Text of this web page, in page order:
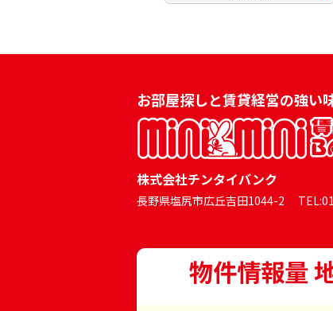
お部屋探しと賃貸経営の強い
株式会社チンタイバンク
長野県塩尻市広丘吉田1044-2
物件情報量